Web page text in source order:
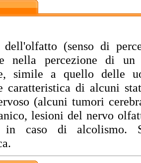
dell'olfatto (senso di
nella percezione di
simile a quello delle
caratteristica di alcuni
(alcuni tumori
lesioni del nervo
in caso di alcolismo.